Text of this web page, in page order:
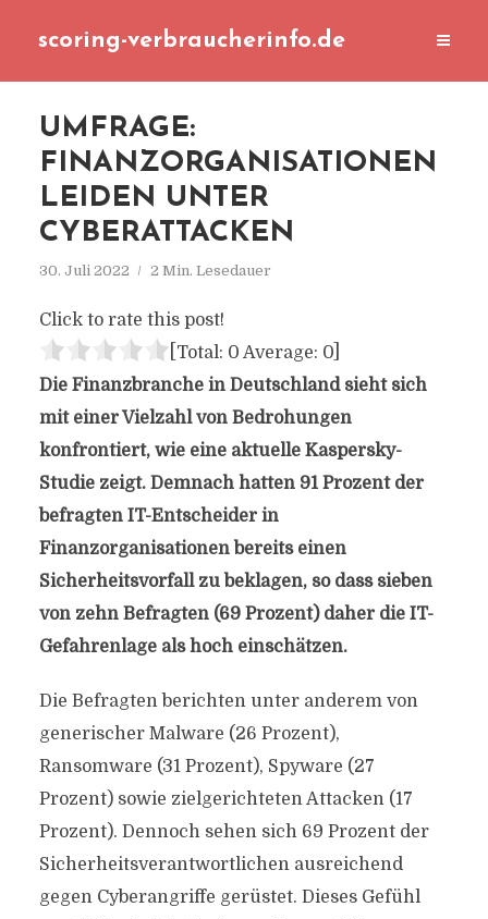
scoring-verbraucherinfo.de
UMFRAGE:
FINANZORGANISATIONEN
LEIDEN UNTER
CYBERATTACKEN
30. Juli 2022 2 Min. Lesedauer
Click to rate this post!
[Total: 0 Average: 0]
Die Finanzbranche in Deutschland sieht sich
mit einer Vielzahl von Bedrohungen
konfrontiert, wie eine aktuelle Kaspersky-
Studie zeigt. Demnach hatten 91 Prozent der
befragten IT-Entscheider in
Finanzorganisationen bereits einen
Sicherheitsvorfall zu beklagen, so dass sieben
von zehn Befragten (69 Prozent) daher die IT-
Gefahrenlage als hoch einschätzen.
Die Befragten berichten unter anderem von
generischer Malware (26 Prozent),
Ransomware (31 Prozent), Spyware (27
Prozent) sowie zielgerichteten Attacken (17
Prozent). Dennoch sehen sich 69 Prozent der
Sicherheitsverantwortlichen ausreichend
gegen Cyberangriffe gerüstet. Dieses Gefühl